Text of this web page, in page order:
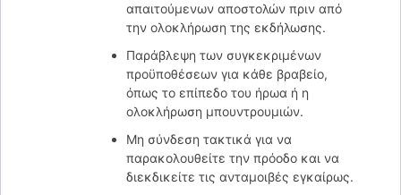
απαιτούμενων αποστολών πριν από
την ολοκλήρωση της εκδήλωσης.
Παράβλεψη των συγκεκριμένων
προϋποθέσεων για κάθε βραβείο,
όπως το επίπεδο του ήρωα ή η
ολοκλήρωση μπουντρουμιών.
Μη σύνδεση τακτικά για να
παρακολουθείτε την πρόοδο και να
διεκδικείτε τις ανταμοιβές εγκαίρως.